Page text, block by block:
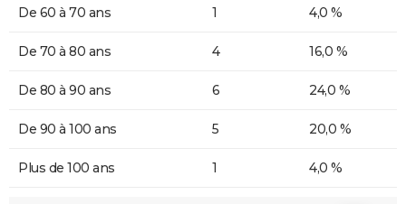
De 60 à 70 ans 1 4,0 %
De 70 à 80 ans 4 16,0 %
De 80 à 90 ans 6 24,0 %
De 90 à 100 ans 5 20,0 %
Plus de 100 ans 1 4,0 %